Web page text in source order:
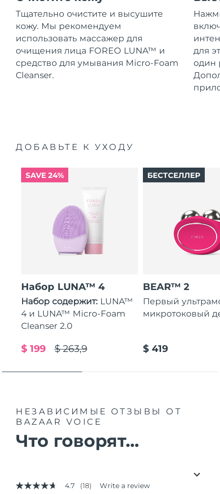
Тщательно очистите и высушите
кожу. Мы рекомендуем
использовать массажер для
очищения лица FOREO LUNA™ и
средство для умывания Micro-Foam
Cleanser.
для
один
ДОБАВЬТЕ К УХОДУ
SAVE 24%
Набор LUNA™ 4
Набор содержит: LUNA™
4 и LUNA™ Micro-Foam
Cleanser 2.0
$ 263,9
$ 199
BEAR™ 2
Первый
микротоковый
$ 419
БЕСТСЕЛЛЕР
НЕЗАВИСИМЫЕ ОТЗЫВЫ
ОТ
BAZAAR VOICE
Что говорят...
4.7
4.7 (18) Write a review